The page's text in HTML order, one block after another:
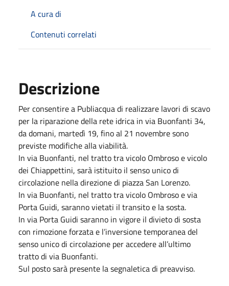
A cura di
Contenuti correlati
Descrizione
Per consentire a Publiacqua di realizzare lavori di scavo
per la riparazione della rete idrica in via Buonfanti 34,
da domani, martedì 19, fino al 21 novembre sono
previste modifiche alla viabilità.
In via Buonfanti, nel tratto tra vicolo Ombroso e vicolo
dei Chiappettini, sarà istituito il senso unico di
circolazione nella direzione di piazza San Lorenzo.
In via Buonfanti, nel tratto tra vicolo Ombroso e via
Porta Guidi, saranno vietati il transito e la sosta.
In via Porta Guidi saranno in vigore il divieto di sosta
con rimozione forzata e l’inversione temporanea del
senso unico di circolazione per accedere all’ultimo
tratto di via Buonfanti.
Sul posto sarà presente la segnaletica di preavviso.